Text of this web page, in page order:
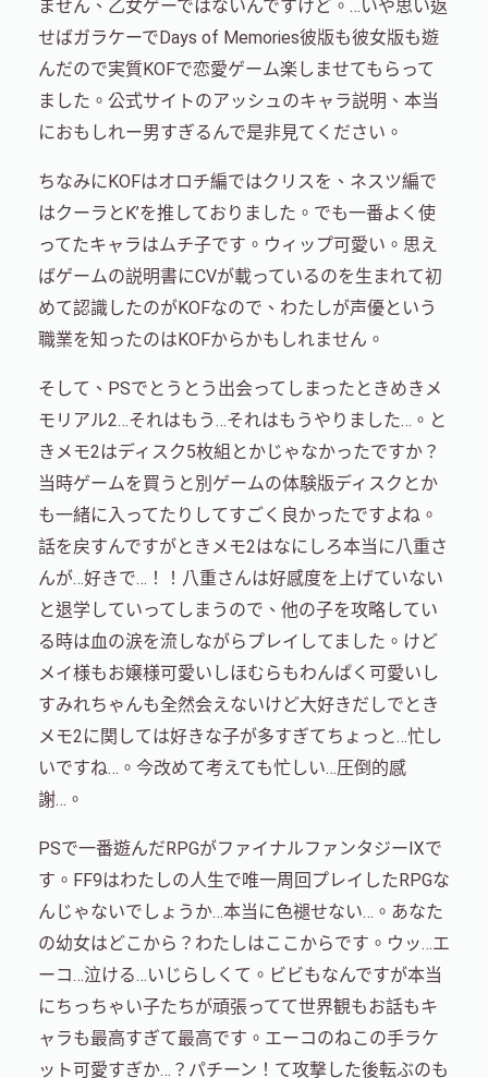
ません、乙女ゲーではないんですけど。…いや思い返
せばガラケーでDays of Memories彼版も彼女版も遊
んだので実質KOFで恋愛ゲーム楽しませてもらって
ました。公式サイトのアッシュのキャラ説明、本当
におもしれー男すぎるんで是非見てください。
ちなみにKOFはオロチ編ではクリスを、ネスツ編で
はクーラとK’を推しておりました。でも一番よく使
ってたキャラはムチ子です。ウィップ可愛い。思え
ばゲームの説明書にCVが載っているのを生まれて初
めて認識したのがKOFなので、わたしが声優という
職業を知ったのはKOFからかもしれません。
そして、PSでとうとう出会ってしまったときめきメ
モリアル2…それはもう…それはもうやりました…。と
きメモ2はディスク5枚組とかじゃなかったですか？
当時ゲームを買うと別ゲームの体験版ディスクとか
も一緒に入ってたりしてすごく良かったですよね。
話を戻すんですがときメモ2はなにしろ本当に八重さ
んが…好きで…！！八重さんは好感度を上げていない
と退学していってしまうので、他の子を攻略してい
る時は血の涙を流しながらプレイしてました。けど
メイ様もお嬢様可愛いしほむらもわんぱく可愛いし
すみれちゃんも全然会えないけど大好きだしでとき
メモ2に関しては好きな子が多すぎてちょっと…忙し
いですね…。今改めて考えても忙しい…圧倒的感
謝…。
PSで一番遊んだRPGがファイナルファンタジーⅨで
す。FF9はわたしの人生で唯一周回プレイしたRPGな
んじゃないでしょうか…本当に色褪せない…。あなた
の幼女はどこから？わたしはここからです。ウッ…エ
ーコ…泣ける…いじらしくて。ビビもなんですが本当
にちっちゃい子たちが頑張ってて世界観もお話もキ
ャラも最高すぎて最高です。エーコのねこの手ラケ
ット可愛すぎか…？パチーン！て攻撃した後転ぶのも